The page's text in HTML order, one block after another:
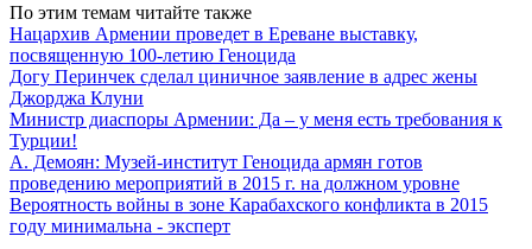
По этим темам читайте также
Нацархив Армении проведет в Ереване выставку,
посвященную 100-летию Геноцида
Догу Перинчек сделал циничное заявление в адрес жены
Джорджа Клуни
Министр диаспоры Армении: Да – у меня есть требования к
Турции!
А. Демоян: Музей-институт Геноцида армян готов
проведению мероприятий в 2015 г. на должном уровне
Вероятность войны в зоне Карабахского конфликта в 2015
году минимальна - эксперт